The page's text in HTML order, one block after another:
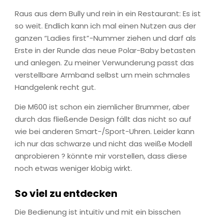
Raus aus dem Bully und rein in ein Restaurant: Es ist
so weit. Endlich kann ich mal einen Nutzen aus der
ganzen “Ladies first”-Nummer ziehen und darf als
Erste in der Runde das neue Polar-Baby betasten
und anlegen. Zu meiner Verwunderung passt das
verstellbare Armband selbst um mein schmales
Handgelenk recht gut.
Die M600 ist schon ein ziemlicher Brummer, aber
durch das fließende Design fällt das nicht so auf
wie bei anderen Smart-/Sport-Uhren. Leider kann
ich nur das schwarze und nicht das weiße Modell
anprobieren ? könnte mir vorstellen, dass diese
noch etwas weniger klobig wirkt.
So viel zu entdecken
Die Bedienung ist intuitiv und mit ein bisschen